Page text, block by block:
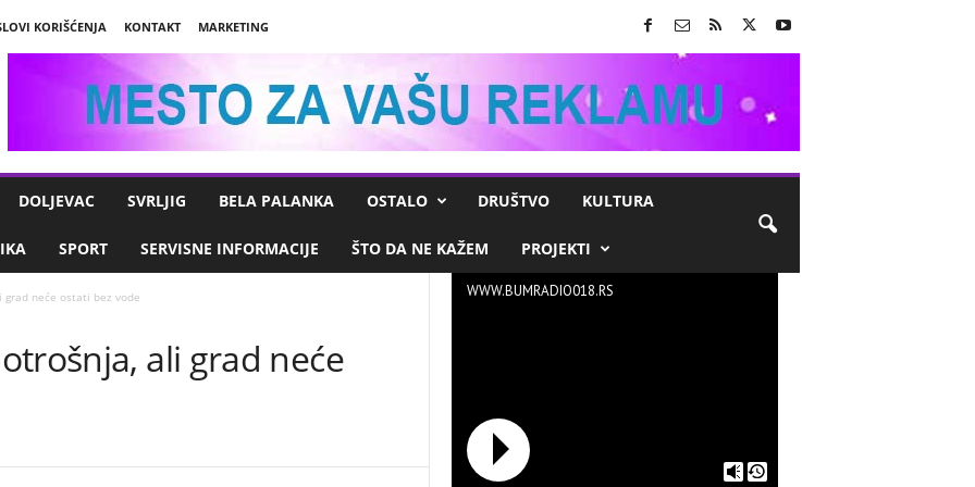
KORIŠĆENJA KONTAKT
MARKETING
DOLJEVAC SVRLJIG BELA PALANKA OSTALO DRUŠTVO KULTURA
SPORT SERVISNE INFORMACIJE ŠTO DA NE KAŽEM PROJEKTI
neće ostati bez vode
ali grad neće
WWW.BUMRADIO018.RS